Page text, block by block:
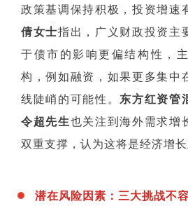
政策基调保持积极，投资增速
倩女士指出，广义财政投资主
于债市的影响更偏结构性，
构，例如融资，如果更多集中
线陡峭的可能性。东方红资管
令超先生也关注到海外需求增
双重支撑，认为这将是经济增长
潜在风险因素：三大挑战不